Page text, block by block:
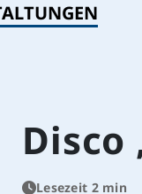
Lesezeit 2 min